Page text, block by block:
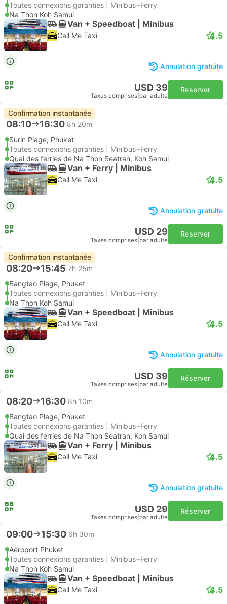
Toutes connexions garanties | Minibus+Ferry
Na Thon Koh Samui
Van + Speedboat | Minibus
Call Me Taxi 4.5
Annulation gratuite
USD 39
Taxes comprises par adulte
Réserver
Confirmation instantanée
08:10 16:30 8h 20m
Surin Plage, Phuket
Toutes connexions garanties | Minibus+Ferry
Quai des ferries de Na Thon Seatran, Koh Samui
Van + Ferry | Minibus
Call Me Taxi 4.5
Annulation gratuite
USD 29
Taxes comprises par adulte
Réserver
Confirmation instantanée
08:20 15:45 7h 25m
Bangtao Plage, Phuket
Toutes connexions garanties | Minibus+Ferry
Na Thon Koh Samui
Van + Speedboat | Minibus
Call Me Taxi 4.5
Annulation gratuite
USD 39
Taxes comprises par adulte
Réserver
08:20 16:30 8h 10m
Bangtao Plage, Phuket
Toutes connexions garanties | Minibus+Ferry
Quai des ferries de Na Thon Seatran, Koh Samui
Van + Ferry | Minibus
Call Me Taxi 4.5
Annulation gratuite
USD 29
Taxes comprises par adulte
Réserver
09:00 15:30 6h 30m
Aéroport Phuket
Toutes connexions garanties | Minibus+Ferry
Na Thon Koh Samui
Van + Speedboat | Minibus
Call Me Taxi 4.5